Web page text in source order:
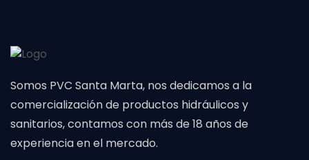
Somos PVC Santa Marta, nos dedicamos a la
comercialización de productos hidráulicos y
sanitarios, contamos con más de 18 años de
experiencia en el mercado.